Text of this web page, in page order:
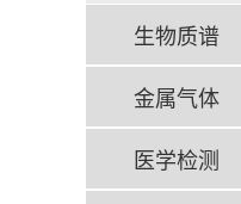
生物质谱
金属气体
医学检测